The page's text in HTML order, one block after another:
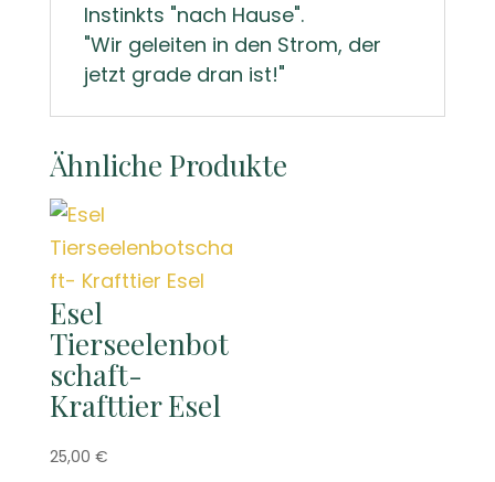
Instinkts "nach Hause".
"Wir geleiten in den Strom, der
jetzt grade dran ist!"
Ähnliche Produkte
Esel
Tierseelenbot
schaft-
Krafttier Esel
25,00 €